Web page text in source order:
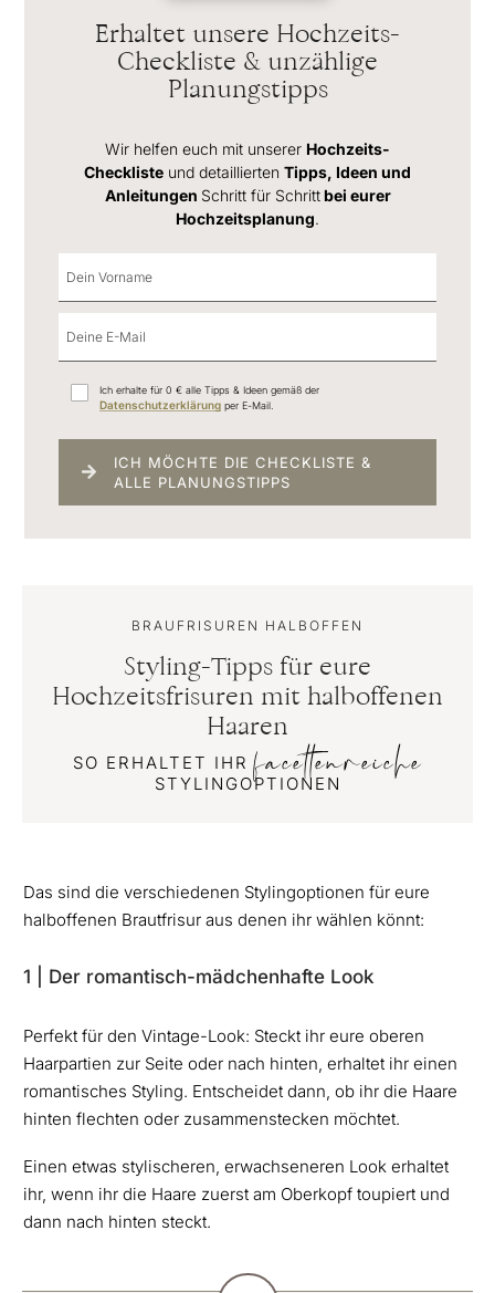
Erhaltet unsere Hochzeits-
Checkliste & unzählige
Planungstipps
Wir helfen euch mit unserer Hochzeits-
Checkliste und detaillierten Tipps, Ideen und
Anleitungen Schritt für Schrittbei eurer
Hochzeitsplanung.
Ich erhalte für 0 € alle Tipps & Ideen gemäß der
Datenschutzerklärung per E-Mail.
ICH MÖCHTE DIE CHECKLISTE &
ALLE PLANUNGSTIPPS
BRAUFRISUREN HALBOFFEN
Styling-Tipps für eure
Hochzeitsfrisuren mit halboffenen
Haaren
SO ERHALTET IHR facettenreiche
STYLINGOPTIONEN
Das sind die verschiedenen Stylingoptionen für eure
halboffenen Brautfrisur aus denen ihr wählen könnt:
1 | Der romantisch-mädchenhafte Look
Perfekt für den Vintage-Look: Steckt ihr eure oberen
Haarpartien zur Seite oder nach hinten, erhaltet ihr einen
romantisches Styling. Entscheidet dann, ob ihr die Haare
hinten flechten oder zusammenstecken möchtet.
Einen etwas stylischeren, erwachseneren Look erhaltet
ihr, wenn ihr die Haare zuerst am Oberkopf toupiert und
dann nach hinten steckt.